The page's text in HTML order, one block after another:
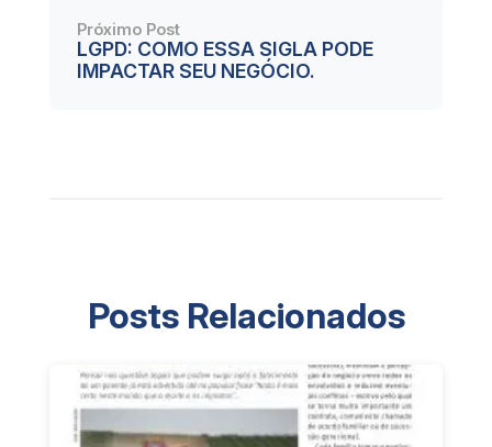
Próximo Post
LGPD: COMO ESSA SIGLA PODE
IMPACTAR SEU NEGÓCIO.
Posts Relacionados